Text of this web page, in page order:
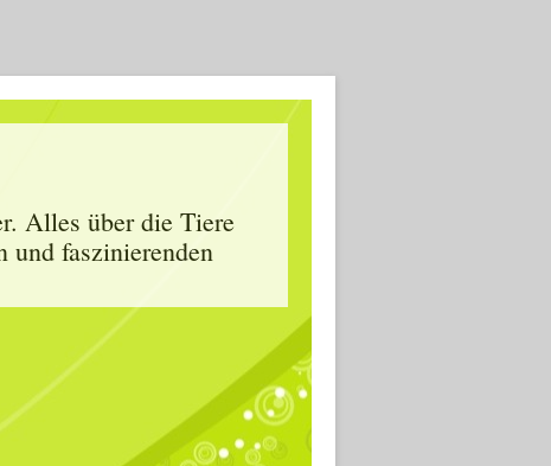
Alles über die Tiere
und faszinierenden